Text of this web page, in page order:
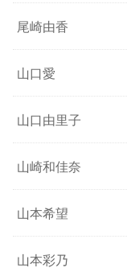
尾崎由香
山口愛
山口由里子
山崎和佳奈
山本希望
山本彩乃